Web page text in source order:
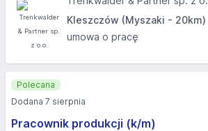
Kleszczów (Myszaki - 20km)
umowa o pracę
Pracownik produkcji (k/m)
Polecana
Dodana 7 sierpnia